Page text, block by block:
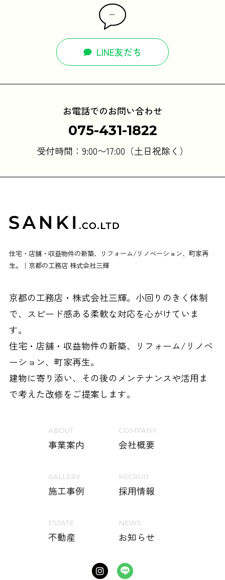
LINE友だち
お電話でのお問い合わせ
075-431-1822
受付時間：9:00〜17:00（土日祝除く）
住宅・店舗・収益物件の新築、リフォーム/リノベーション、町家再
生。｜京都の工務店 株式会社三輝
京都の工務店・株式会社三輝。小回りのきく体制
で、スピード感ある柔軟な対応を心がけていま
す。
住宅・店舗・収益物件の新築、リフォーム/リノベ
ーション、町家再生。
建物に寄り添い、その後のメンテナンスや活用ま
で考えた改修をご提案します。
ABOUT
事業案内
COMPANY
会社概要
GALLERY
施工事例
RECRUIT
採用情報
ESTATE
不動産
NEWS
お知らせ